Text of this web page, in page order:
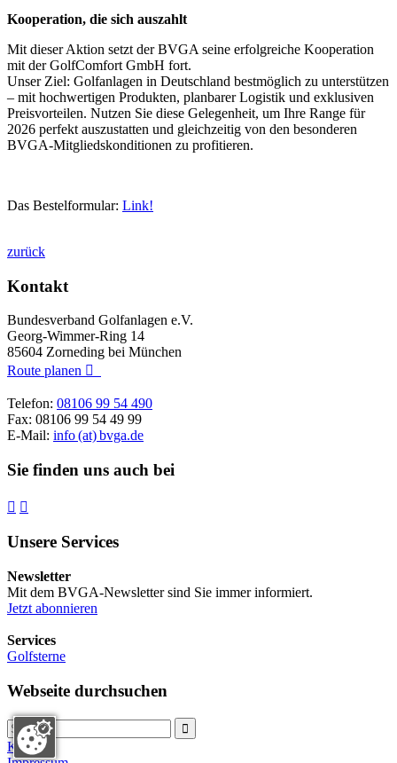
Kooperation, die sich auszahlt
Mit dieser Aktion setzt der BVGA seine erfolgreiche Kooperation
mit der GolfComfort GmbH fort.
Unser Ziel: Golfanlagen in Deutschland bestmöglich zu unterstützen
– mit hochwertigen Produkten, planbarer Logistik und exklusiven
Preisvorteilen. Nutzen Sie diese Gelegenheit, um Ihre Range für
2026 perfekt auszustatten und gleichzeitig von den besonderen
BVGA-Mitgliedskonditionen zu profitieren.
Das Bestelformular: Link!
zurück
Kontakt
Bundesverband Golfanlagen e.V.
Georg-Wimmer-Ring 14
85604 Zorneding bei München
Route planen 
Telefon: 08106 99 54 490
Fax: 08106 99 54 49 99
E-Mail: info (at) bvga.de
Sie finden uns auch bei
 
Unsere Services
Newsletter
Mit dem BVGA-Newsletter sind Sie immer informiert.
Jetzt abonnieren
Services
Golfsterne
Webseite durchsuchen

Kontakt